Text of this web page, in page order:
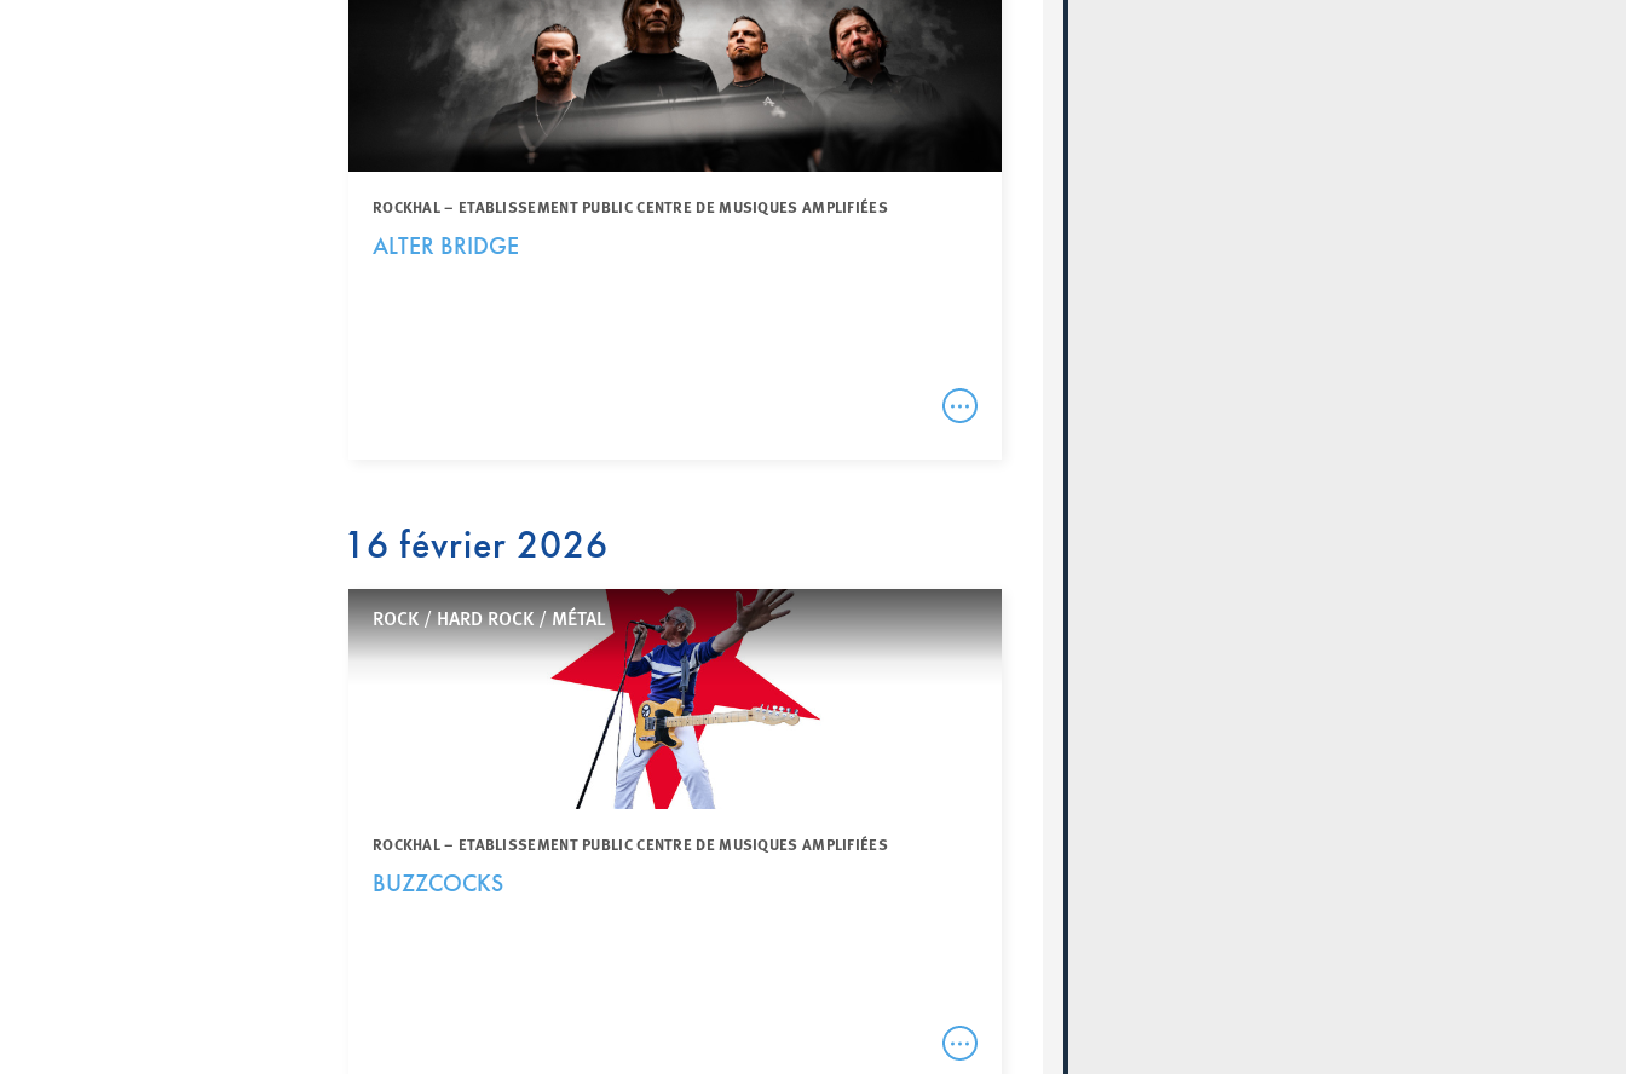
ROCKHAL – ETABLISSEMENT PUBLIC CENTRE DE MUSIQUES AMPLIFIÉES
ALTER BRIDGE
16 février 2026
ROCK / HARD ROCK / MÉTAL
ROCKHAL – ETABLISSEMENT PUBLIC CENTRE DE MUSIQUES AMPLIFIÉES
BUZZCOCKS